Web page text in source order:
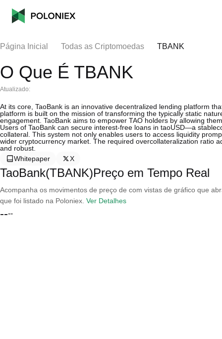
Página Inicial Todas as Criptomoedas TBANK
O Que É TBANK
Atualizado:
At its core, TaoBank is an innovative decentralized lending platform
platform is built on the mission of transforming the typically static
engagement. TaoBank aims to empower TAO holders by allowing
Users of TaoBank can secure interest-free loans in taoUSD—a
collateral. This system not only enables users to access liquidity
wider cryptocurrency market. The required overcollateralization ratio
and robust.
Whitepaper
X
TaoBank(TBANK)Preço em Tempo Real
Acompanha os movimentos de preço de com vistas de gráfico que
que foi listado na Poloniex. Ver Detalhes
----